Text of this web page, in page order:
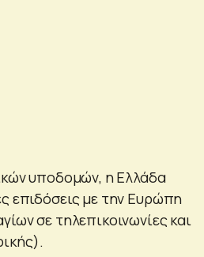
υποδομών, η Ελλάδα
επιδόσεις με την Ευρώπη
σε τηλεπικοινωνίες και